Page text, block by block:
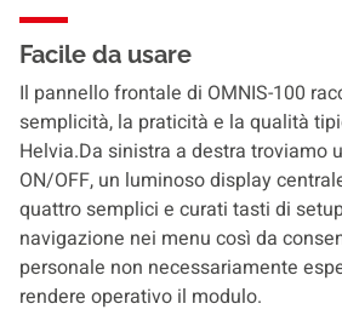
Facile da usare
Il pannello frontale di OMNIS-100
semplicità, la praticità e la qualità
Helvia.Da sinistra a destra troviamo
ON/OFF, un luminoso display
quattro semplici e curati tasti di
navigazione nei menu così da
personale non necessariamente
rendere operativo il modulo.